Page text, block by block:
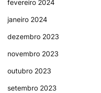
fevereiro 2024
janeiro 2024
dezembro 2023
novembro 2023
outubro 2023
setembro 2023